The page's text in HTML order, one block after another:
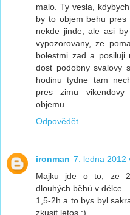
malo. Ty vesla,
by to objem behu
nekde jinde, ale asi
vypozorovany, ze
bolestmi zad a posiluji
dost podobny svalovy
hodinu tydne tam
pres zimu
objemu...
Odpovědět
ironman 7. ledna 2012
Majku jde o to, ze
dlouhých běhů v délce
1,5-2h a to bys byl
zkusit letos ;)